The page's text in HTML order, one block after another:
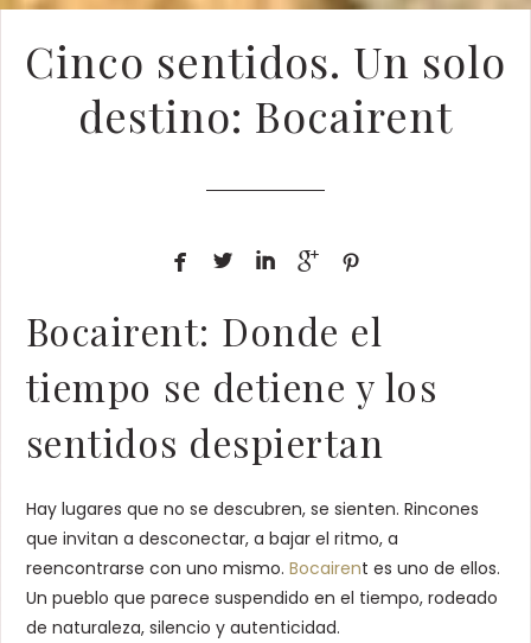
Cinco sentidos. Un solo
destino: Bocairent
    
Bocairent: Donde el
tiempo se detiene y los
sentidos despiertan
Hay lugares que no se descubren, se sienten. Rincones
que invitan a desconectar, a bajar el ritmo, a
reencontrarse con uno mismo. Bocairent es uno de ellos.
Un pueblo que parece suspendido en el tiempo, rodeado
de naturaleza, silencio y autenticidad.